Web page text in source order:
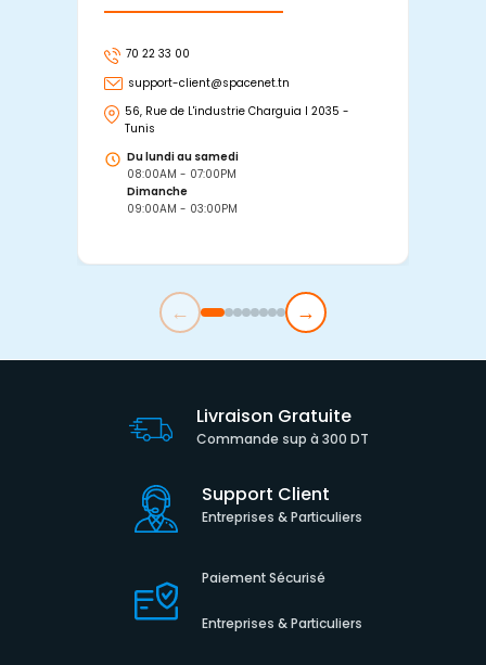
70 22 33 00
support-client@spacenet.tn
56, Rue de L'industrie Charguia I 2035 -
Tunis
Du lundi au samedi
08:00AM - 07:00PM
Dimanche
09:00AM - 03:00PM
← →
Livraison Gratuite
Commande sup à 300 DT
Support Client
Entreprises & Particuliers
Paiement Sécurisé
Entreprises & Particuliers